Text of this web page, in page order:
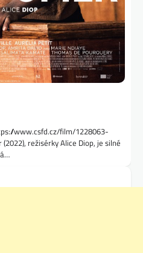
www.csfd.cz/film/1228063-
režisérky Alice Diop, je silné